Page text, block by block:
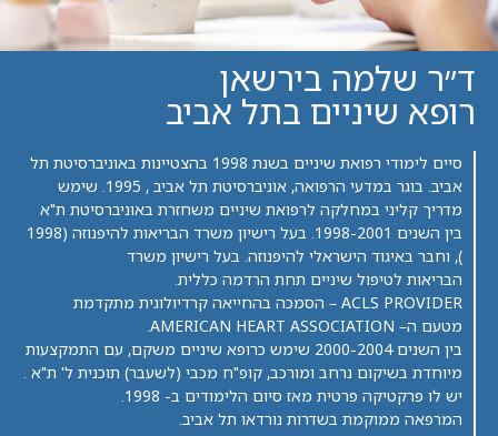
ד״ר שלמה בירשאן
רופא שיניים בתל אביב
סיים לימודי רפואת שיניים בשנת 1998 בהצטיינות באוניברסיטת תל
אביב. בוגר במדעי הרפואה, אוניברסיטת תל אביב , 1995. שימש
מדריך קליני במחלקה לרפואת שיניים משחזרת באוניברסיטת ת"א
בין השנים 1998-2001. בעל רישיון משרד הבריאות להיפנוזה (1998
), וחבר באיגוד הישראלי להיפנוזה. בעל רישיון משרד
הבריאות לטיפול שיניים תחת הרדמה כללית.
ACLS PROVIDER – הסמכה בהחייאה קרדיולוגית מתקדמת
מטעם ה– AMERICAN HEART ASSOCIATION.
בין השנים 2000-2004 שימש כרופא שיניים משקם, עם התמקצעות
מיוחדת בשיקום נרחב ומורכב, קופ"ח מכבי (לשעבר) תוכנית ל' ת"א .
יש לו פרקטיקה פרטית מאז סיום הלימודים ב- 1998.
המרפאה ממוקמת בשדרות נורדאו תל אביב.